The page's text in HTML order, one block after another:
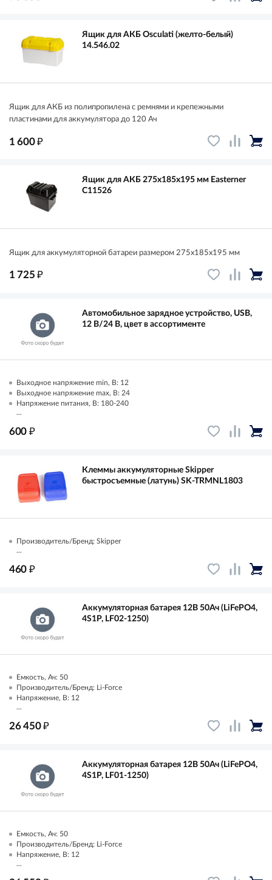
Ящик для АКБ Osculati (желто-белый)
14.546.02
Ящик для АКБ из полипропилена с ремнями и крепежными
пластинами для аккумулятора до 120 Ач
1 600₽
Ящик для АКБ 275х185х195 мм Easterner
C11526
Ящик для аккумуляторной батареи размером 275х185х195 мм
1 725₽
Автомобильное зарядное устройство, USB,
12 В/24 В, цвет в ассортименте
Выходное напряжение min, В: 12
Выходное напряжение max, В: 24
Напряжение питания, В: 180-240
...
600 ₽
Клеммы аккумуляторные Skipper
быстросъемные (латунь) SK-TRMNL1803
Производитель/Бренд: Skipper
...
460 ₽
Аккумуляторная батарея 12В 50Ач (LiFePO4,
4S1P, LF02-1250)
Емкость, Ач: 50
Производитель/Бренд: Li-Force
Напряжение, В: 12
...
26 450₽
Аккумуляторная батарея 12В 50Ач (LiFePO4,
4S1P, LF01-1250)
Емкость, Ач: 50
Производитель/Бренд: Li-Force
Напряжение, В: 12
...